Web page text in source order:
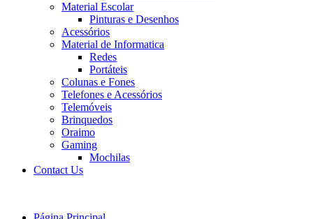
Material Escolar
Pinturas e Desenhos
Acessórios
Material de Informatica
Redes
Portáteis
Colunas e Fones
Telefones e Acessórios
Telemóveis
Brinquedos
Oraimo
Gaming
Mochilas
Contact Us